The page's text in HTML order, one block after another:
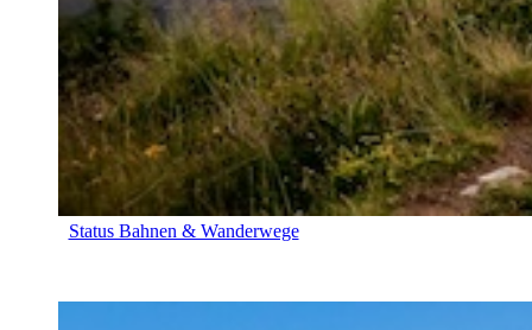
Status Bahnen & Wanderwege